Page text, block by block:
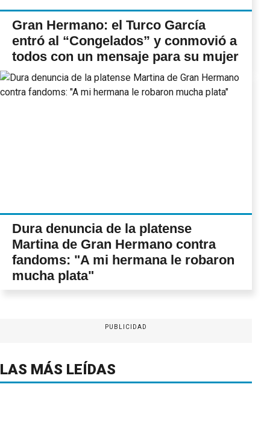
Gran Hermano: el Turco García
entró al “Congelados” y conmovió a
todos con un mensaje para su mujer
Dura denuncia de la platense
Martina de Gran Hermano contra
fandoms: "A mi hermana le robaron
mucha plata"
PUBLICIDAD
LAS MÁS LEÍDAS